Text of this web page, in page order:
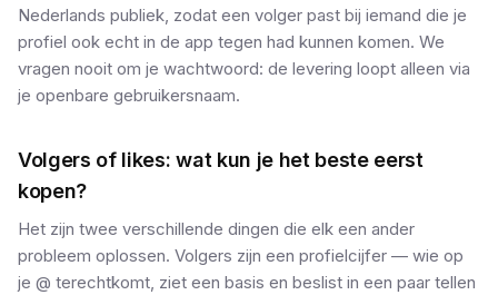
Nederlands publiek, zodat een volger past bij iemand die je
profiel ook echt in de app tegen had kunnen komen. We
vragen nooit om je wachtwoord: de levering loopt alleen via
je openbare gebruikersnaam.
Volgers of likes: wat kun je het beste eerst
kopen?
Het zijn twee verschillende dingen die elk een ander
probleem oplossen. Volgers zijn een profielcijfer — wie op
je @ terechtkomt, ziet een basis en beslist in een paar tellen